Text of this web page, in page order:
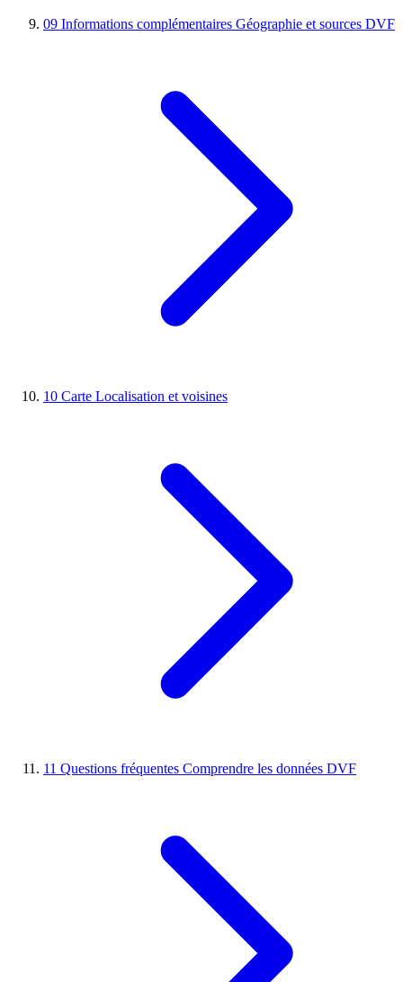
09 Informations complémentaires Géographie et sources DVF
10 Carte Localisation et voisines
11 Questions fréquentes Comprendre les données DVF